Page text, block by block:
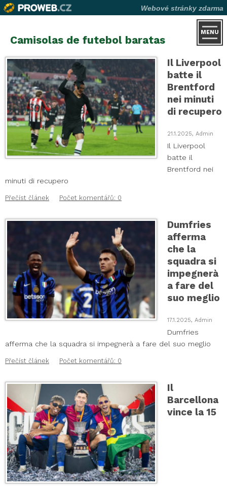
MENU
Camisolas de futebol baratas
Il Liverpool
batte il
Brentford
nei minuti
di recupero
21.1.2025, Admin
Il Liverpool
batte il
Brentford nei
minuti di recupero
Přečíst článek Počet komentářů: 0
Dumfries
afferma
che la
squadra si
impegnerà
a fare del
suo meglio
17.1.2025, Admin
Dumfries
afferma che la squadra si impegnerà a fare del suo meglio
Přečíst článek Počet komentářů: 0
Il
Barcellona
vince la 15
Webové stránky zdarma